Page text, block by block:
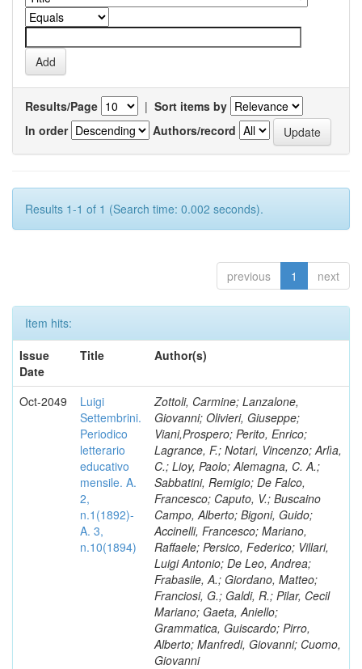
Results/Page | Sort items by
In order
Authors/record
Results 1-1 of 1 (Search time: 0.002 seconds).
previous 1 next
Item hits:
Issue
Date
Title Author(s)
Oct-2049
Luigi
Settembrini.
Periodico
letterario
educativo
mensile. A.
2,
n.1(1892)-
A. 3,
n.10(1894)
Zottoli, Carmine; Lanzalone,
Giovanni; Olivieri, Giuseppe;
Viani,Prospero; Perito, Enrico;
Lagrance, F.; Notari, Vincenzo; Arlìa,
C.; Lioy, Paolo; Alemagna, C. A.;
Sabbatini, Remigio; De Falco,
Francesco; Caputo, V.; Buscaino
Campo, Alberto; Bigoni, Guido;
Accinelli, Francesco; Mariano,
Raffaele; Persico, Federico; Villari,
Luigi Antonio; De Leo, Andrea;
Frabasile, A.; Giordano, Matteo;
Franciosi, G.; Galdi, R.; Pilar, Cecil
Mariano; Gaeta, Aniello;
Grammatica, Guiscardo; Pirro,
Alberto; Manfredi, Giovanni; Cuomo,
Giovanni